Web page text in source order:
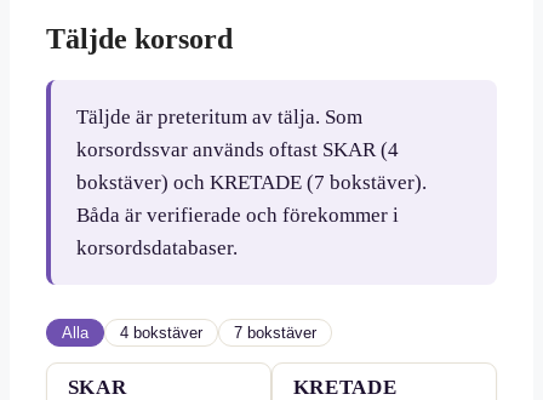
Täljde korsord
Täljde är preteritum av tälja. Som
korsordssvar används oftast SKAR (4
bokstäver) och KRETADE (7 bokstäver).
Båda är verifierade och förekommer i
korsordsdatabaser.
Alla 4 bokstäver 7 bokstäver
SKAR KRETADE